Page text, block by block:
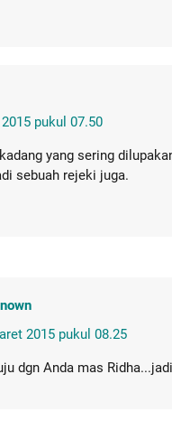
pukul 07.50
yang sering
sebuah rejeki juga.
2015 pukul 08.25
dgn Anda mas